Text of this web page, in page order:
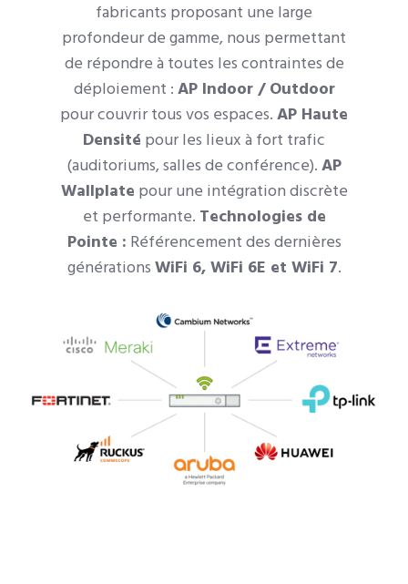
fabricants proposant une large
profondeur de gamme, nous permettant
de répondre à toutes les contraintes de
déploiement : AP Indoor / Outdoor
pour couvrir tous vos espaces. AP Haute
Densité pour les lieux à fort trafic
(auditoriums, salles de conférence). AP
Wallplate pour une intégration discrète
et performante. Technologies de
Pointe : Référencement des dernières
générations WiFi 6, WiFi 6E et WiFi 7.